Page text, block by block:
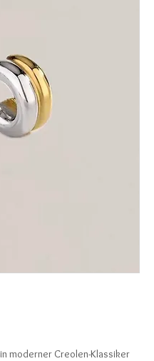
moderner Creolen-Klassiker